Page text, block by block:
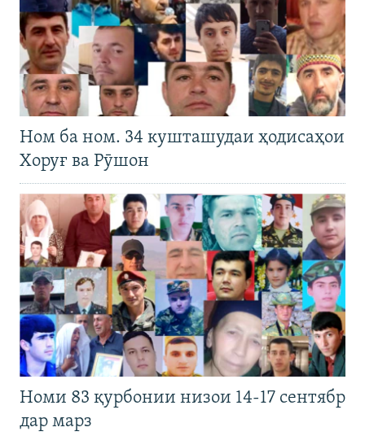
Ном ба ном. 34 кушташудаи ҳодисаҳои
Хоруғ ва Рӯшон
Номи 83 қурбонии низои 14-17 сентябр
дар марз